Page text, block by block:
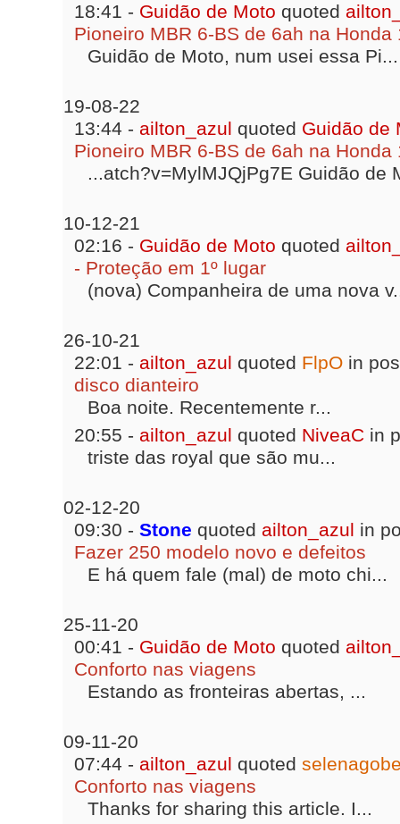
18:41 - Guidão de Moto quoted
Pioneiro MBR 6-BS de 6ah na Honda
Guidão de Moto, num usei essa Pi...
19-08-22
13:44 - ailton_azul quoted Guidão de
Pioneiro MBR 6-BS de 6ah na Honda
...atch?v=MylMJQjPg7E Guidão de
10-12-21
02:16 - Guidão de Moto quoted
- Proteção em 1º lugar
(nova) Companheira de uma nova
26-10-21
22:01 - ailton_azul quoted FlpO in
disco dianteiro
Boa noite. Recentemente r...
20:55 - ailton_azul quoted NiveaC in
triste das royal que são mu...
02-12-20
09:30 - Stone quoted ailton_azul in
Fazer 250 modelo novo e defeitos
E há quem fale (mal) de moto chi...
25-11-20
00:41 - Guidão de Moto quoted
Conforto nas viagens
Estando as fronteiras abertas, ...
09-11-20
07:44 - ailton_azul quoted
Conforto nas viagens
Thanks for sharing this article. I...